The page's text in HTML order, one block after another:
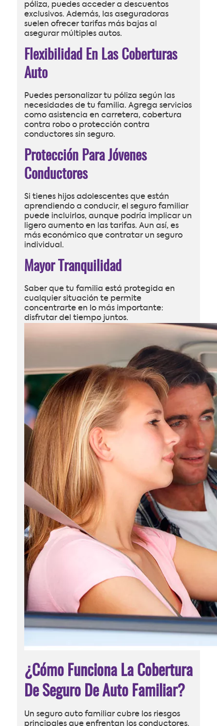
póliza, puedes acceder a descuentos
exclusivos. Además, las aseguradoras
suelen ofrecer tarifas más bajas al
asegurar múltiples autos.
Flexibilidad En Las Coberturas
Auto
Puedes personalizar tu póliza según las
necesidades de tu familia. Agrega servicios
como asistencia en carretera, cobertura
contra robo o protección contra
conductores sin seguro.
Protección Para Jóvenes
Conductores
Si tienes hijos adolescentes que están
aprendiendo a conducir, el seguro familiar
puede incluirlos, aunque podría implicar un
ligero aumento en las tarifas. Aun así, es
más económico que contratar un seguro
individual.
Mayor Tranquilidad
Saber que tu familia está protegida en
cualquier situación te permite
concentrarte en lo más importante:
disfrutar del tiempo juntos.
¿Cómo Funciona La Cobertura
De Seguro De Auto Familiar?
Un seguro auto familiar cubre los riesgos
principales que enfrentan los conductores.